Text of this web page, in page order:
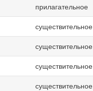
прилагательное
существительное
существительное
существительное
существительное